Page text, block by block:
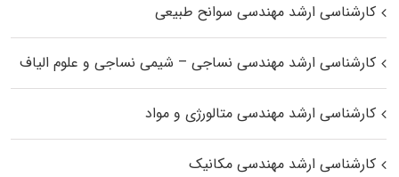
کارشناسی ارشد مهندسی سوانح طبیعی
کارشناسی ارشد مهندسی نساجی – شیمی نساجی و علوم الیاف
کارشناسی ارشد مهندسی متالورژی و مواد
کارشناسی ارشد مهندسی مکانیک